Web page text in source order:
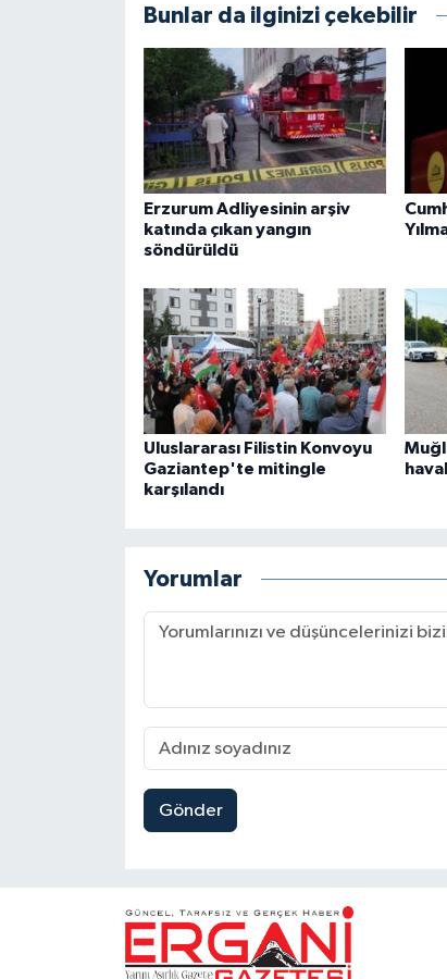
Bunlar da ilginizi çekebilir
Erzurum Adliyesinin arşiv
katında çıkan yangın
söndürüldü
Uluslararası Filistin Konvoyu
Gaziantep'te mitingle
karşılandı
Yorumlar
Gönder